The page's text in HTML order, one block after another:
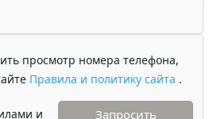
просмотр номера телефона,
Правила и политику сайта .
и
Запросить